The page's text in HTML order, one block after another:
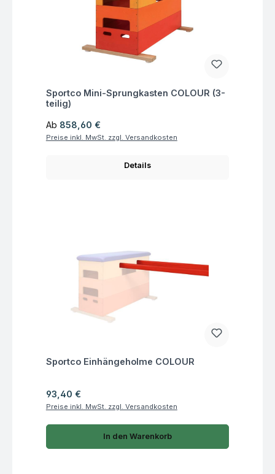
Fragen zum Artikel
Sportco Mini-Sprungkasten COLOUR (3-
teilig)
Regulärer Preis:
Ab 858,60 €
Preise inkl. MwSt. zzgl. Versandkosten
Details
Fragen zum Artikel
Sportco Einhängeholme COLOUR
Regulärer Preis:
93,40 €
Preise inkl. MwSt. zzgl. Versandkosten
In den Warenkorb